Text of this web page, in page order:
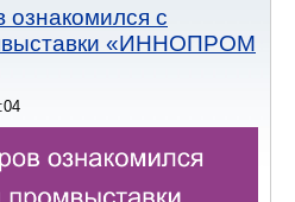
с
«ИННОПРОМ